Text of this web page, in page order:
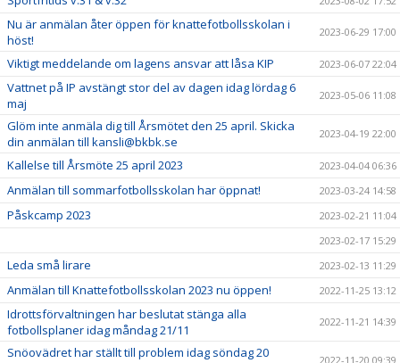
Nu är anmälan åter öppen för knattefotbollsskolan i
höst!
2023-06-29 17:00
Viktigt meddelande om lagens ansvar att låsa KIP 2023-06-07 22:04
Vattnet på IP avstängt stor del av dagen idag lördag 6
maj
2023-05-06 11:08
Glöm inte anmäla dig till Årsmötet den 25 april. Skicka
din anmälan till kansli@bkbk.se
2023-04-19 22:00
Kallelse till Årsmöte 25 april 2023 2023-04-04 06:36
Anmälan till sommarfotbollsskolan har öppnat! 2023-03-24 14:58
Påskcamp 2023
2023-02-21 11:04
2023-02-17 15:29
Leda små lirare 2023-02-13 11:29
Anmälan till Knattefotbollsskolan 2023 nu öppen! 2022-11-25 13:12
Idrottsförvaltningen har beslutat stänga alla
fotbollsplaner idag måndag 21/11
2022-11-21 14:39
Snöovädret har ställt till problem idag söndag 20
2022-11-20 09:39